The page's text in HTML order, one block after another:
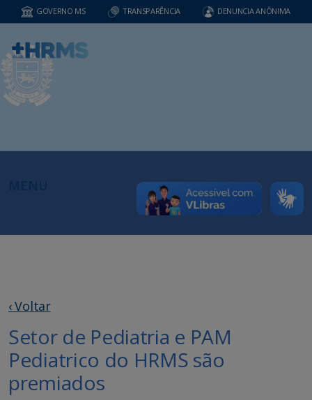
GOVERNO MS TRANSPARÊNCIA DENUNCIA ANÔNIMA
‹ Voltar
Setor de Pediatria e PAM
Pediatrico do HRMS são
premiados